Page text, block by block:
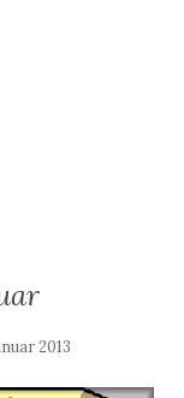
2013